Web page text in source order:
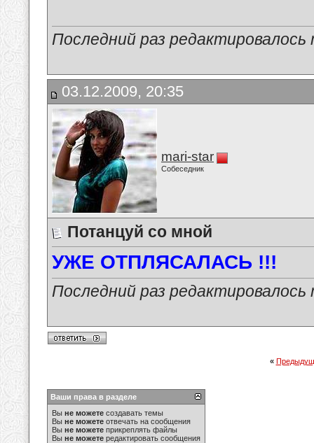
Последний раз
03.12.2009, 20:35
mari-star
Собеседник
Потанцуй со мной
УЖЕ ОТПЛЯСАЛАСЬ !!!
Последний раз
«
Ваши права в разделе
Вы не можете создавать темы
Вы не можете отвечать на сообщения
Вы не можете прикреплять файлы
Вы не можете редактировать сообщения